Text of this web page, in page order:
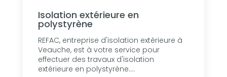
Isolation extérieure en
polystyrène
REFAC, entreprise d'isolation extérieure à
Veauche, est à votre service pour
effectuer des travaux d'isolation
extérieure en polystyrène....